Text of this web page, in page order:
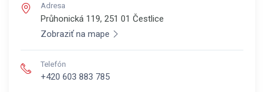
Adresa
Průhonická 119, 251 01 Čestlice
Zobraziť na mape
Telefón
+420 603 883 785